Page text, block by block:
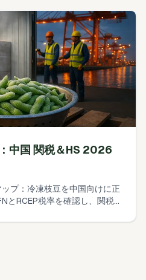
中国 関税＆HS 2026
プ：冷凍枝豆を中国向けに正
とRCEP税率を確認し、関税